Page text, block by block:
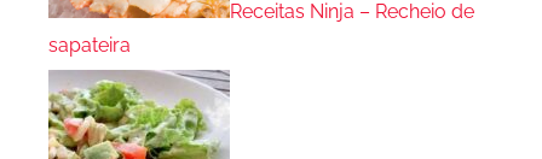
Receitas Ninja – Recheio de
sapateira